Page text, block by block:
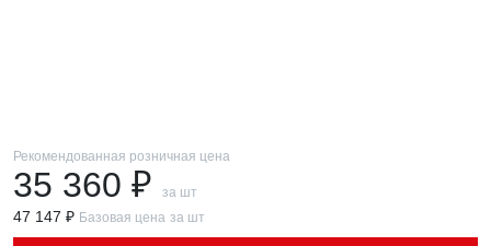
Рекомендованная розничная цена
35 360 ₽ за шт
47 147 ₽ Базовая цена за шт